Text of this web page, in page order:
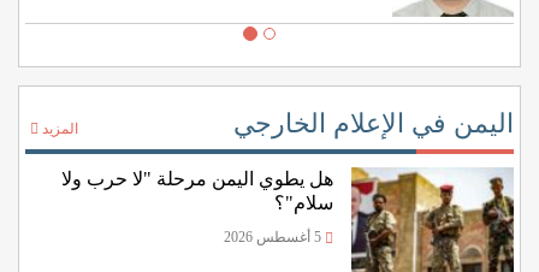
اليمن في الإعلام الخارجي المزيد
هل يطوي اليمن مرحلة "لا حرب ولا
سلام"؟
5 أغسطس 2026